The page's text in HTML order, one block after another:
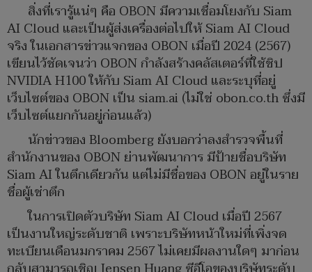
สิ่งที่เรารู้แน่ๆ คือ OBON มีความเชื่อมโยงกับ Siam
AI Cloud และเป็นผู้ส่งเครื่องต่อไปให้ Siam AI Cloud
จริง ในเอกสารข่าวแจกของ OBON เมื่อปี 2024 (2567)
เขียนไว้ชัดเจนว่า OBON กำลังสร้างคลัสเตอร์ที่ใช้ชิป
NVIDIA H100 ให้กับ Siam AI Cloud และระบุที่อยู่
เว็บไซต์ของ OBON เป็น siam.ai (ไม่ใช่ obon.co.th ซึ่งมี
เว็บไซต์แยกกันอยู่ก่อนแล้ว)
นักข่าวของ Bloomberg ยังบอกว่าลงสำรวจพื้นที่
สำนักงานของ OBON ย่านพัฒนาการ มีป้ายชื่อบริษัท
Siam AI ในตึกเดียวกัน แต่ไม่มีชื่อของ OBON อยู่ในราย
ชื่อผู้เช่าตึก
ในการเปิดตัวบริษัท Siam AI Cloud เมื่อปี 2567
เป็นงานใหญ่ระดับชาติ เพราะบริษัทหน้าใหม่ที่เพิ่งจด
ทะเบียนเดือนมกราคม 2567 ไม่เคยมีผลงานใดๆ มาก่อน